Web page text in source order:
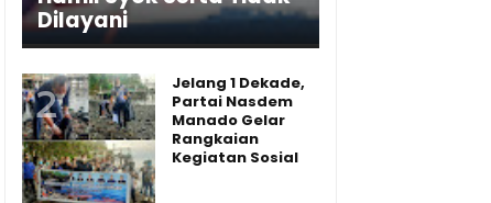
Dilayani
Jelang 1 Dekade,
Partai Nasdem
Manado Gelar
Rangkaian
Kegiatan Sosial